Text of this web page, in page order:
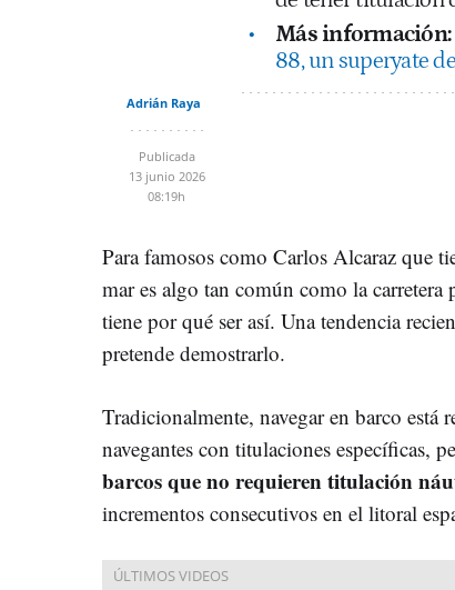
Más información:
88, un superyate
Adrián Raya
Publicada
13 junio 2026
08:19h
Para famosos como Carlos Alcaraz que
mar es algo tan común como la
tiene por qué ser así. Una tendencia
pretende demostrarlo.
Tradicionalmente, navegar en barco está
navegantes con titulaciones específicas,
barcos que no requieren titulación
incrementos consecutivos en el litoral